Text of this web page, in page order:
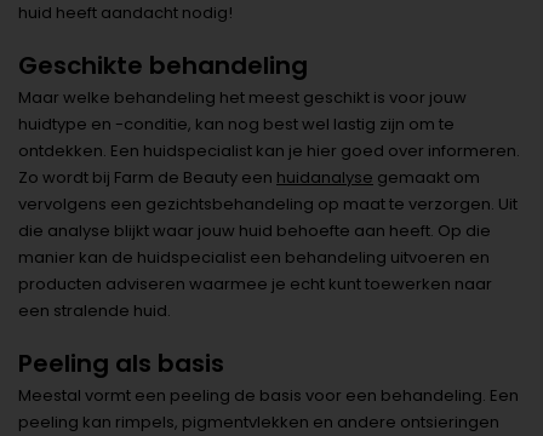
huid heeft aandacht nodig!
Geschikte behandeling
Maar welke behandeling het meest geschikt is voor jouw
huidtype en -conditie, kan nog best wel lastig zijn om te
ontdekken. Een huidspecialist kan je hier goed over informeren.
Zo wordt bij Farm de Beauty een huidanalyse gemaakt om
vervolgens een gezichtsbehandeling op maat te verzorgen. Uit
die analyse blijkt waar jouw huid behoefte aan heeft. Op die
manier kan de huidspecialist een behandeling uitvoeren en
producten adviseren waarmee je echt kunt toewerken naar
een stralende huid.
Peeling als basis
Meestal vormt een peeling de basis voor een behandeling. Een
peeling kan rimpels, pigmentvlekken en andere ontsieringen